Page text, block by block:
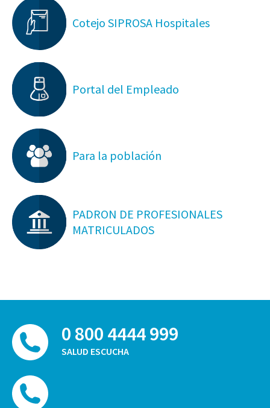
Cotejo SIPROSA Hospitales
Portal del Empleado
Para la población
PADRON DE PROFESIONALES
MATRICULADOS
0 800 4444 999
SALUD ESCUCHA